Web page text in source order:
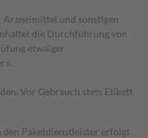
Arzneimittel und sonstigen
die Durchführung von
etwaiger
Vor Gebrauch stets Etikett
den Paketdienstleister erfolgt